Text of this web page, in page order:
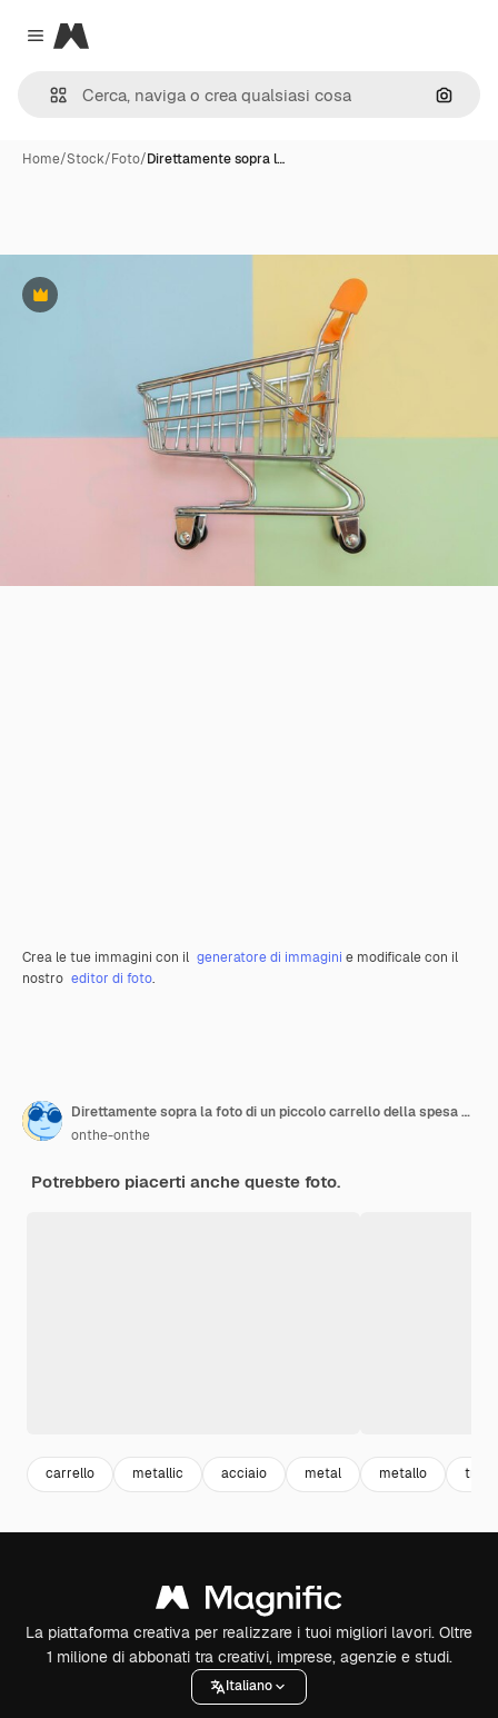
Close menu
Magnific
Cerca
Home/Stock/Foto/Direttamente sopra l…
Premium
Crea le tue immagini con il generatore di immagini e modificale con il
nostro editor di foto.
Direttamente sopra la foto di un piccolo carrello della spesa su uno sfondo colorato.
onthe-onthe
Potrebbero piacerti anche queste foto.
carrello metallic acciaio metal metallo
La piattaforma creativa per realizzare i tuoi migliori lavori. Oltre
1 milione di abbonati tra creativi, imprese, agenzie e studi.
Italiano